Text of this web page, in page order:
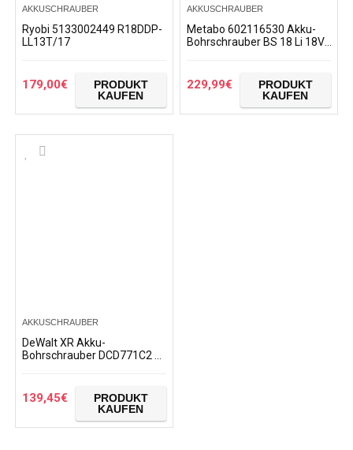
AKKUSCHRAUBER
Ryobi 5133002449 R18DDP-
LL13T/17
179,00€
PRODUKT
KAUFEN
AKKUSCHRAUBER
Metabo 602116530 Akku-
Bohrschrauber BS 18 Li 18V,
Drehmoment…
229,99€
PRODUKT
KAUFEN
AKKUSCHRAUBER
DeWalt XR Akku-
Bohrschrauber DCD771C2 –
Arbeitslicht – Robust und…
139,45€
PRODUKT
KAUFEN